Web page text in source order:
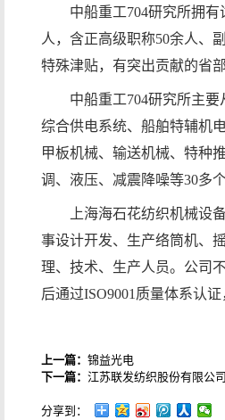
中船重工704研究所拥
人，含正高级职称50余人、
特殊津贴，有突出贡献的省
中船重工704研究所主
综合供电系统、船舶特辅机
甲板机械、输送机械、特种
调、液压、减震降噪等30多
上海海石花纺织机械设
事设计开发、生产络筒机、
理、技术、生产人员。公司
后通过ISO9001质量体系认
上一篇： 锦益光电
下一篇： 江苏联发纺织股份有限公司
分享到：